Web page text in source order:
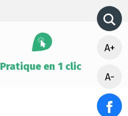
Pratique en 1 clic
A+
A-